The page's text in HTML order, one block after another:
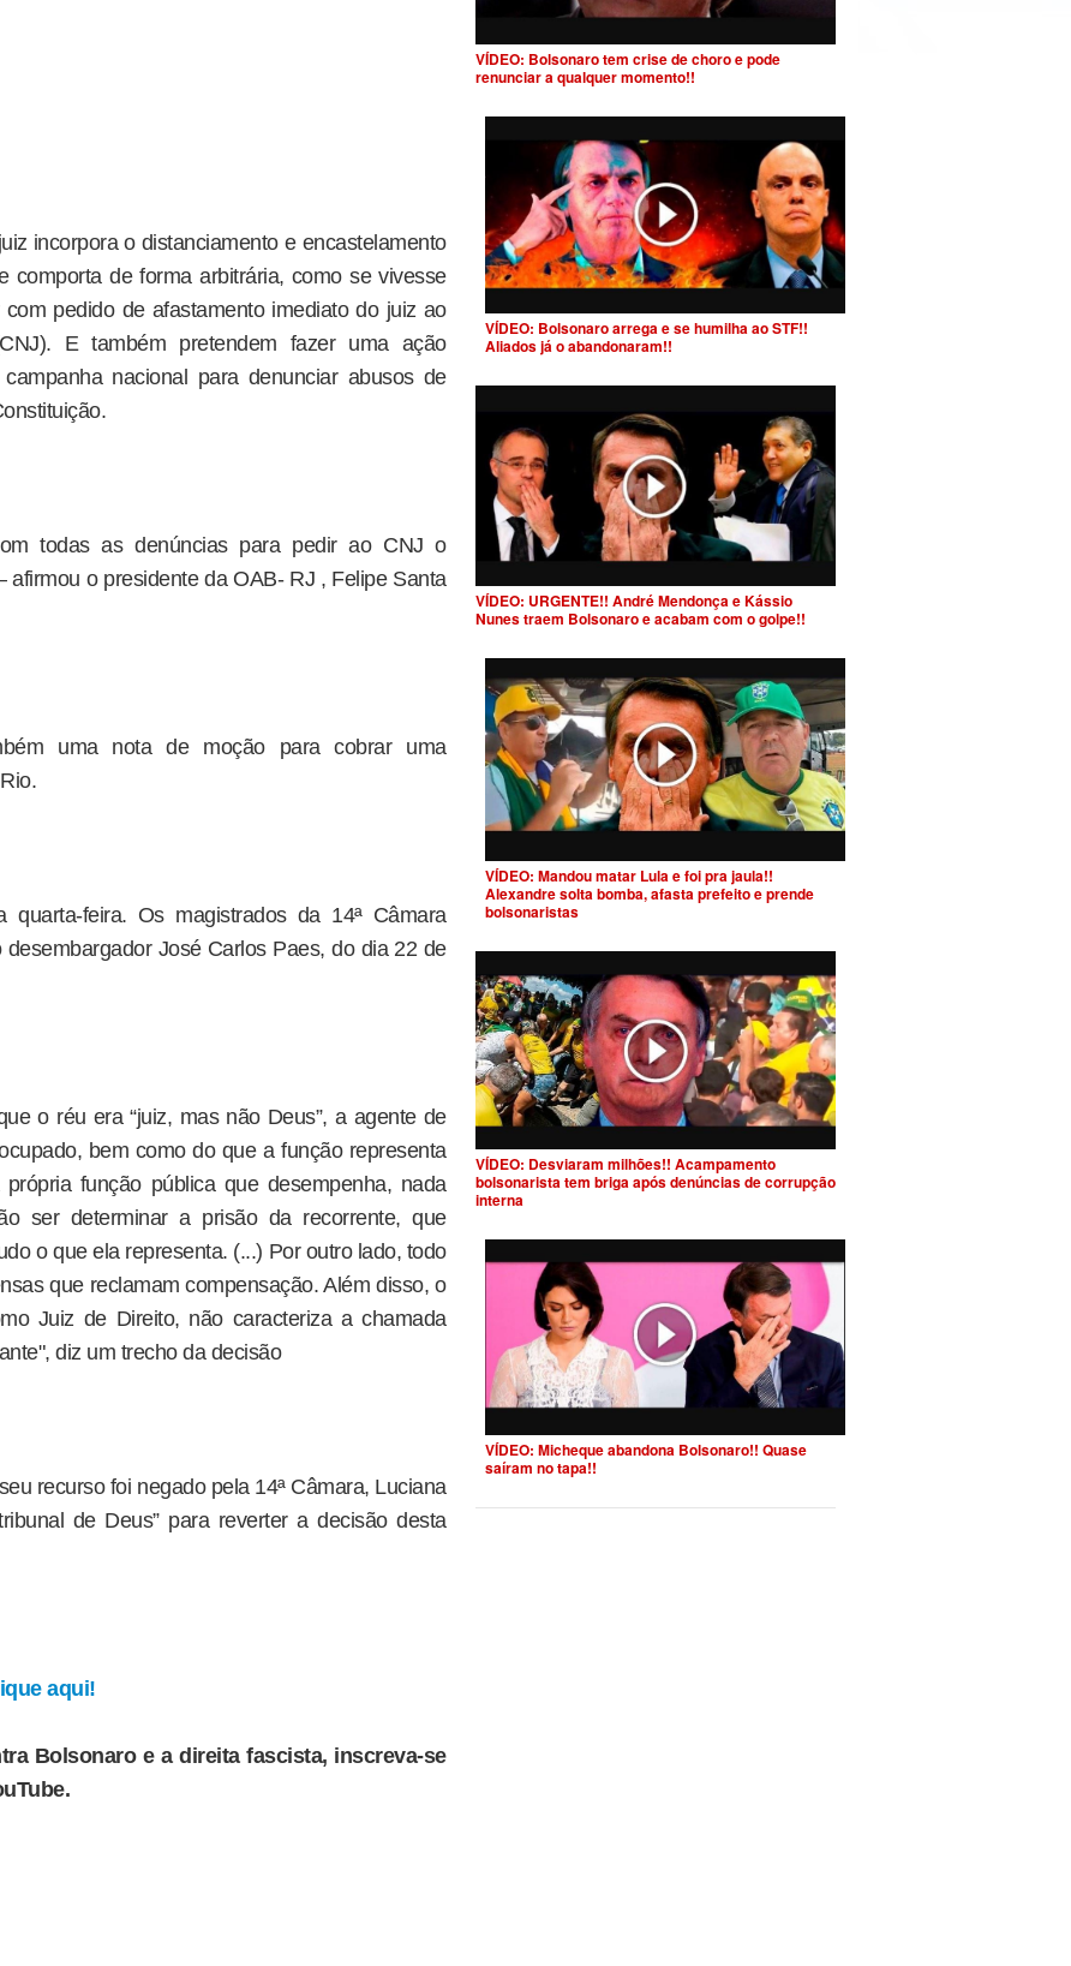
incorpora o distanciamento e encastelamento
comporta de forma arbitrária, como se vivesse
pedido de afastamento imediato do juiz ao
E também pretendem fazer uma ação
nacional para denunciar abusos de
todas as denúncias para pedir ao CNJ o
o presidente da OAB- RJ , Felipe Santa
uma nota de moção para cobrar uma
quarta-feira. Os magistrados da 14ª Câmara
José Carlos Paes, do dia 22 de
o réu era “juiz, mas não Deus”, a agente de
bem como do que a função representa
função pública que desempenha, nada
ser determinar a prisão da recorrente, que
o que ela representa. (...) Por outro lado, todo
que reclamam compensação. Além disso, o
Juiz de Direito, não caracteriza a chamada
diz um trecho da decisão
recurso foi negado pela 14ª Câmara, Luciana
de Deus” para reverter a decisão desta
aqui!
Bolsonaro e a direita fascista, inscreva-se
VÍDEO: Bolsonaro tem crise de choro e pode
renunciar a qualquer momento!!
VÍDEO: Bolsonaro arrega e se humilha ao STF!!
Aliados já o abandonaram!!
VÍDEO: URGENTE!! André Mendonça e Kássio
Nunes traem Bolsonaro e acabam com o golpe!!
VÍDEO: Mandou matar Lula e foi pra jaula!!
Alexandre solta bomba, afasta prefeito e prende
bolsonaristas
VÍDEO: Desviaram milhões!! Acampamento
bolsonarista tem briga após denúncias de corrupção
interna
VÍDEO: Micheque abandona Bolsonaro!! Quase
saíram no tapa!!